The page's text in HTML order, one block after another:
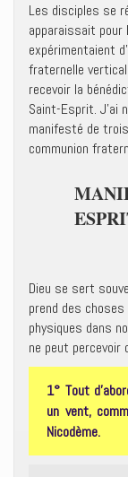
Les disciples se
apparaissait
expérimentaient
fraternelle
recevoir la
Saint-Esprit. J’ai
manifesté de
communion
Dieu se sert
prend des
physiques dans
ne peut
1° Tout
un vent,
Nicodème.